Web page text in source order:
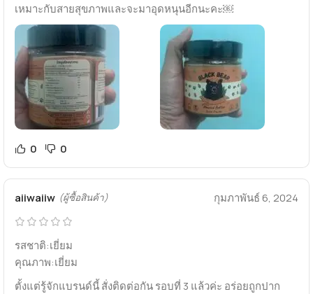
เหมาะกับสายสุขภาพและจะมาอุดหนุนอีกนะคะ￼
0 0
aiiwaiiw (ผู้ซื้อสินค้า) กุมภาพันธ์ 6, 2024
รสชาติ:เยี่ยม
คุณภาพ:เยี่ยม
ตั้งแต่รู้จักแบรนด์นี้ สั่งติดต่อกัน รอบที่ 3 แล้วค่ะ อร่อยถูกปาก